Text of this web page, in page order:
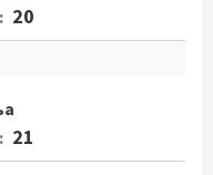
20
21